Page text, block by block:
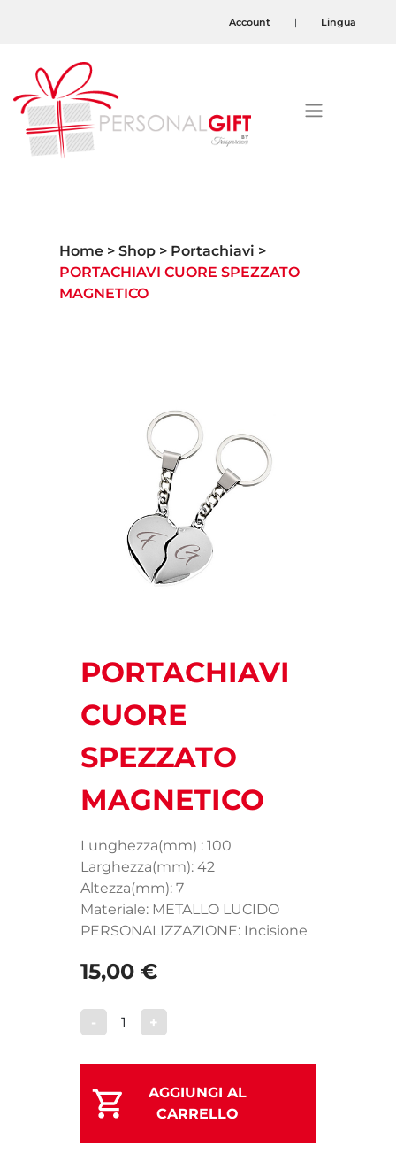
Account | Lingua
Home Shop
Portachiavi
PORTACHIAVI CUORE SPEZZATO
MAGNETICO
PORTACHIAVI
CUORE
SPEZZATO
MAGNETICO
Lunghezza(mm) : 100
Larghezza(mm): 42
Altezza(mm): 7
Materiale: METALLO LUCIDO
PERSONALIZZAZIONE: Incisione
15,00 €
- 1 +
AGGIUNGI AL
CARRELLO